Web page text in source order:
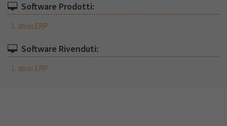
Software Prodotti:
abas ERP
Software Rivenduti:
abas ERP